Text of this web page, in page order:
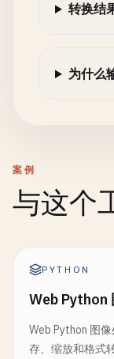
转换结
为什么
案例
与这个
PYTHON
Web Python
Web Python 图
存、缩放和格式